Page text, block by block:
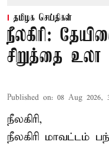
தமிழக செய்திகள்
நீலகிரி:
சிறுத்தை
Published on: 08 Aug 2026,
நீலகிரி,
நீலகிரி மாவட்டம்